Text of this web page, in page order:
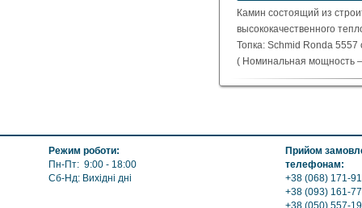
Указать цену
Камин состоящий из
высококачественного
Топка: Schmid Ronda 5557
( Номинальная мощность
Режим роботи:
Пн-Пт: 9:00 - 18:00
Сб-Нд: Вихідні дні
Прийом
телефонам:
+38 (068) 171-
+38 (093) 161-
+38 (050) 557-